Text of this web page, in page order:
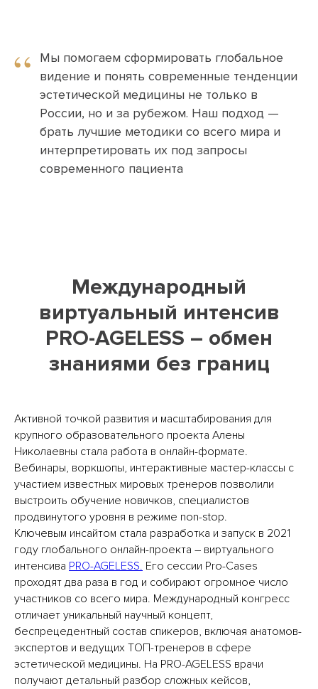
“
Мы помогаем сформировать глобальное
видение и понять современные тенденции
эстетической медицины не только в
России, но и за рубежом. Наш подход —
брать лучшие методики со всего мира и
интерпретировать их под запросы
современного пациента
Международный
виртуальный интенсив
PRO-AGELESS – обмен
знаниями без границ
Активной точкой развития и масштабирования для
крупного образовательного проекта Алены
Николаевны стала работа в онлайн-формате.
Вебинары, воркшопы, интерактивные мастер-классы с
участием известных мировых тренеров позволили
выстроить обучение новичков, специалистов
продвинутого уровня в режиме non-stop.
Ключевым инсайтом стала разработка и запуск в 2021
году глобального онлайн-проекта – виртуального
интенсива PRO-AGELESS. Его сессии Pro-Cases
проходят два раза в год и собирают огромное число
участников со всего мира. Международный конгресс
отличает уникальный научный концепт,
беспрецедентный состав спикеров, включая анатомов-
экспертов и ведущих ТОП-тренеров в сфере
эстетической медицины. На PRO-AGELESS врачи
получают детальный разбор сложных кейсов,